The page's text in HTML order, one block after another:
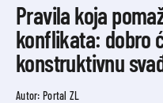
Pravila koja
konflikata: dobro
konstruktivnu
Autor: Portal ZL